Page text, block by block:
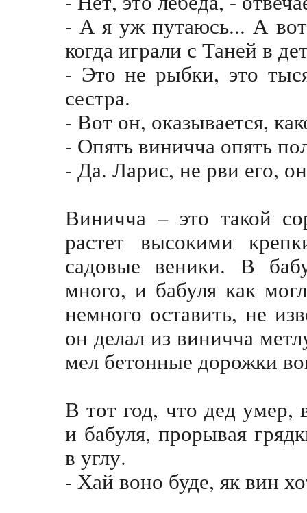
- А я уж путаюсь... А
когда играли с Таней в
- Это не рыбки, это
сестра.
- Вот он, оказывается,
- Опять виничча опять
- Да. Ларис, не рви его,
Виничча – это такой
растет высокими
садовые веники. В
много, и бабуля как
немного оставить, не
он делал из виничча
мел бетонные дорожки
В тот год, что дед умер,
и бабуля, прорывая
в углу.
- Хай воно буде, як вин